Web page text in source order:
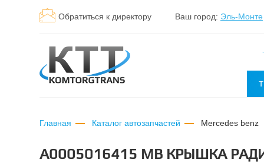
Обратиться к директору Ваш город: Эль-Монте
Главная Каталог автозапчастей mercedes benz
A0005016415 МВ КРЫШКА